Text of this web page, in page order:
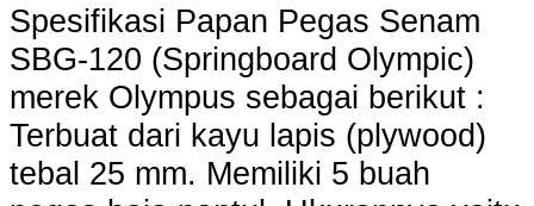
Spesifikasi Papan Pegas Senam
SBG-120 (Springboard Olympic)
merek Olympus sebagai berikut :
Terbuat dari kayu lapis (plywood)
tebal 25 mm. Memiliki 5 buah